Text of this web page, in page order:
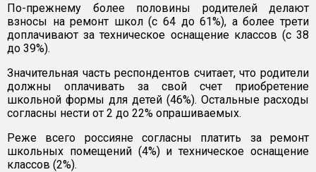
По-прежнему более половины родителей делают
взносы на ремонт школ (с 64 до 61%), а более трети
доплачивают за техническое оснащение классов (с 38
до 39%).
Значительная часть респондентов считает, что родители
должны оплачивать за свой счет приобретение
школьной формы для детей (46%). Остальные расходы
согласны нести от 2 до 22% опрашиваемых.
Реже всего россияне согласны платить за ремонт
школьных помещений (4%) и техническое оснащение
классов (2%).